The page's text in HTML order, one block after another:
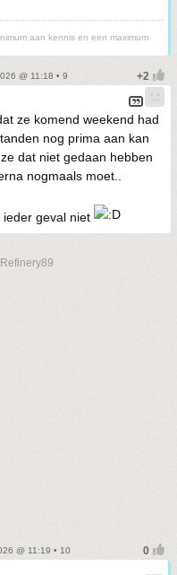
aan kennis en een maximum
@ 11:18 • 9
ze komend weekend had
nog prima aan kan
dat niet gedaan hebben
nogmaals moet..
geval niet
@ 11:19 • 10